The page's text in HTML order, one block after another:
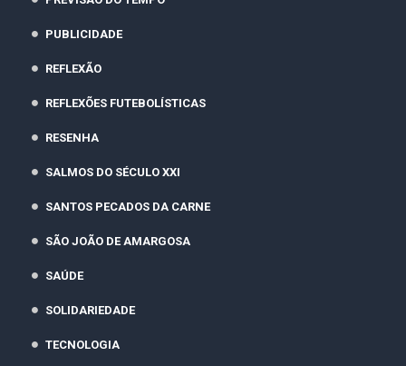
PUBLICIDADE
REFLEXÃO
REFLEXÕES FUTEBOLÍSTICAS
RESENHA
SALMOS DO SÉCULO XXI
SANTOS PECADOS DA CARNE
SÃO JOÃO DE AMARGOSA
SAÚDE
SOLIDARIEDADE
TECNOLOGIA